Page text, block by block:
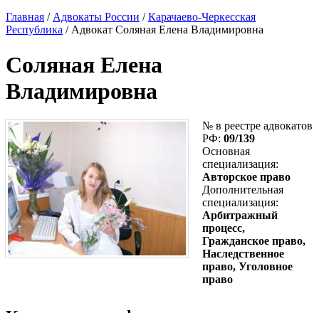
Главная / Адвокаты России /Карачаево-Черкесская
Республика / Адвокат Соляная Елена Владимировна
Соляная Елена
Владимировна
№ в реестре адвокатов
РФ: 09/139
Основная
специализация:
Авторское право
Дополнительная
специализация:
Арбитражный
процесс,
Гражданское право,
Наследственное
право, Уголовное
право